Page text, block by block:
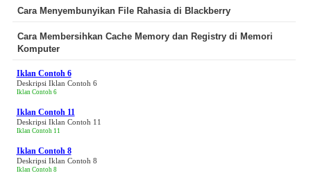
Cara Menyembunyikan File Rahasia di Blackberry
Cara Membersihkan Cache Memory dan Registry di Memori
Komputer
Iklan Contoh 6
Deskripsi Iklan Contoh 6
Iklan Contoh 6
Iklan Contoh 11
Deskripsi Iklan Contoh 11
Iklan Contoh 11
Iklan Contoh 8
Deskripsi Iklan Contoh 8
Iklan Contoh 8